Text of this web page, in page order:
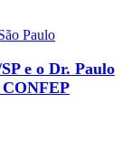
Paulo
e o Dr. Paulo